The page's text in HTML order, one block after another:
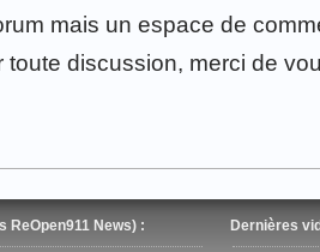
mais un espace de
toute discussion, merci de
ReOpen911 News) : Dernières